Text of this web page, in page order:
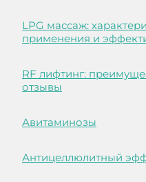
LPG массаж:
применения и
RF лифтинг:
отзывы
Авитаминозы
Антицеллюлитный